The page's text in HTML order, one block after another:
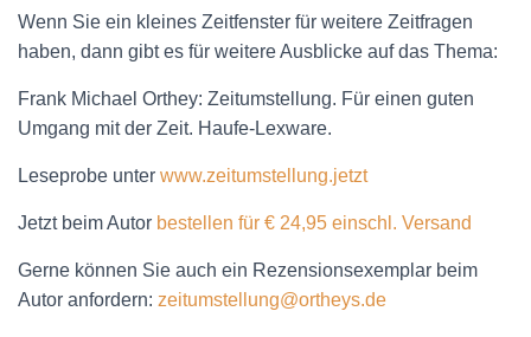
Wenn Sie ein kleines Zeitfenster für weitere Zeitfragen
haben, dann gibt es für weitere Ausblicke auf das Thema:
Frank Michael Orthey: Zeitumstellung. Für einen guten
Umgang mit der Zeit. Haufe-Lexware.
Leseprobe unter www.zeitumstellung.jetzt
Jetzt beim Autor bestellen für € 24,95 einschl. Versand
Gerne können Sie auch ein Rezensionsexemplar beim
Autor anfordern: zeitumstellung@ortheys.de